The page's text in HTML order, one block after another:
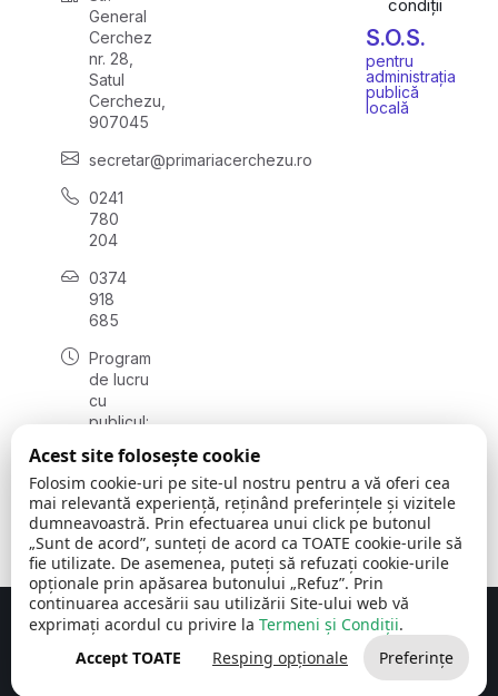
General
Cerchez
nr. 28,
Satul
Cerchezu,
907045
secretar@primariacerchezu.ro
0241
780
204
0374
918
685
Program
de lucru
cu
publicul:
08:00 -
16:30
, vineri:
08:00 -
14:00
condiții
S.O.S.
pentru
administrația
publică
locală
Comuna Cerchezu © 2026Toate drepturile rezervate
Concept realizat de Big Media Relații Publice SRL
Acest site folosește cookie
Folosim cookie-uri pe site-ul nostru pentru a vă oferi cea
mai relevantă experiență, reținând preferințele și vizitele
dumneavoastră. Prin efectuarea unui click pe butonul
„Sunt de acord”, sunteți de acord ca TOATE cookie-urile să
fie utilizate. De asemenea, puteți să refuzați cookie-urile
opționale prin apăsarea butonului „Refuz”. Prin
continuarea accesării sau utilizării Site-ului web vă
exprimați acordul cu privire la Termeni și Condiții.
Accept TOATE
Resping opționale Preferințe